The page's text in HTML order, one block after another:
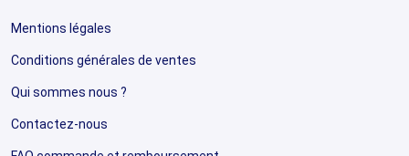
Mentions légales
Conditions générales de ventes
Qui sommes nous ?
Contactez-nous